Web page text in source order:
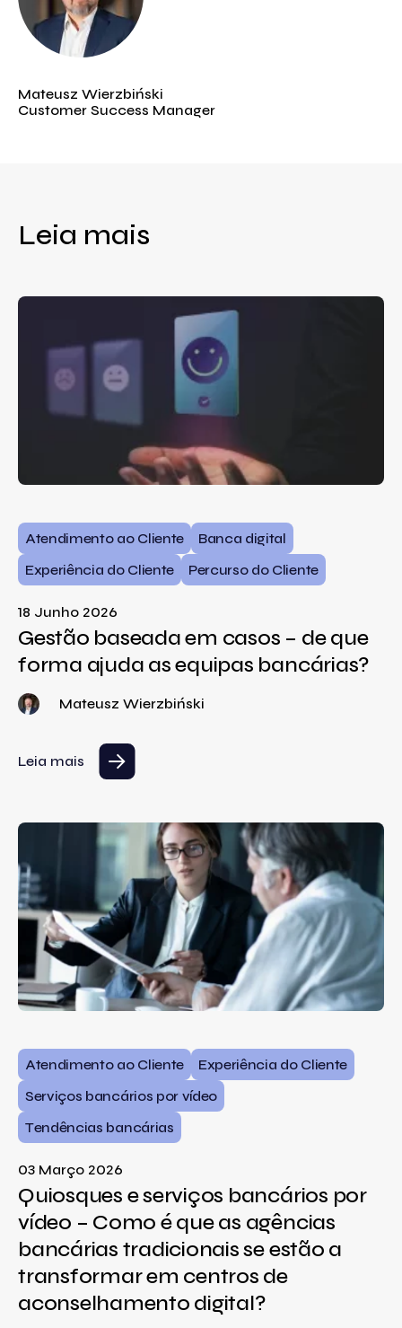
Mateusz Wierzbiński
Customer Success Manager
Leia mais
Atendimento ao Cliente
Banca digital
Experiência do Cliente
Percurso do Cliente
18 Junho 2026
Gestão baseada em casos – de que
forma ajuda as equipas bancárias?
Mateusz Wierzbiński
Leia mais
Atendimento ao Cliente
Experiência do Cliente
Serviços bancários por vídeo
Tendências bancárias
03 Março 2026
Quiosques e serviços bancários por
vídeo – Como é que as agências
bancárias tradicionais se estão a
transformar em centros de
aconselhamento digital?